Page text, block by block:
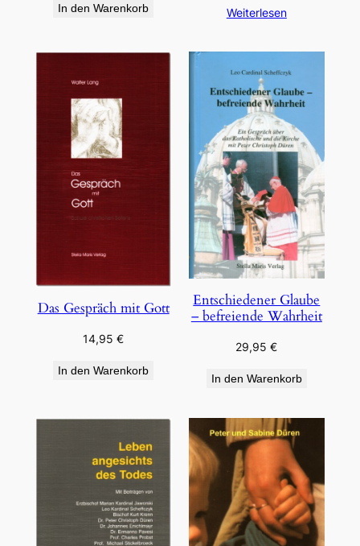
In den Warenkorb Weiterlesen
Das Gespräch mit Gott
14,95€
In den Warenkorb
Entschiedener Glaube
– befreiende Wahrheit
29,95€
In den Warenkorb